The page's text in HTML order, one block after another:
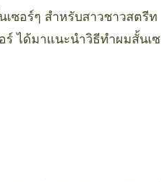
ซอร์ๆ สำหรับสาวชาวสตรีท
ได้มาแนะนำวิธีทำผมสั้นเซ